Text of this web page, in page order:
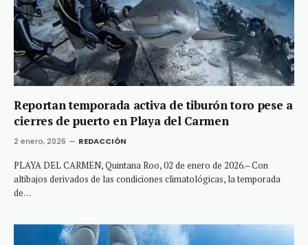
Reportan temporada activa de tiburón toro pese a
cierres de puerto en Playa del Carmen
2 enero, 2026 REDACCIÓN
PLAYA DEL CARMEN, Quintana Roo, 02 de enero de 2026.– Con
altibajos derivados de las condiciones climatológicas, la temporada
de…